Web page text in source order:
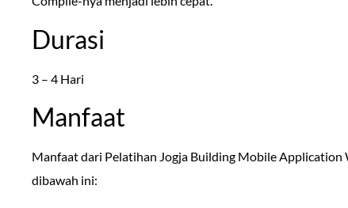
Durasi
3 – 4 Hari
Manfaat
Manfaat dari Pelatihan Jogja Building Mobile
dibawah ini: